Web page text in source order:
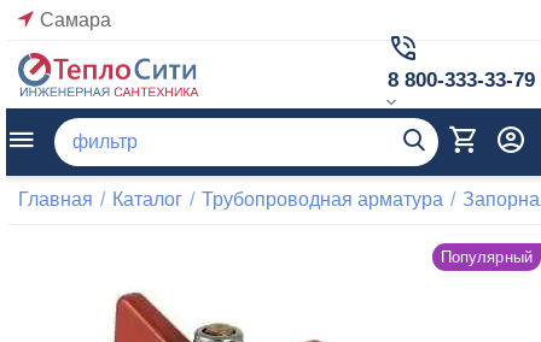
Самара
8 800-333-33-79
Главная / Каталог / Трубопроводная арматура /
Популярный